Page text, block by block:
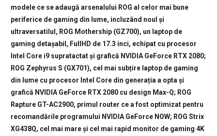
modele ce se adaugă arsenalului ROG al celor mai bune
periferice de gaming din lume, incluzând noul și
ultraversatilul, ROG Mothership (GZ700), un laptop de
gaming detașabil, FullHD de 17.3 inci, echipat cu procesor
Intel Core i9 supratactat și grafică NVIDIA GeForce RTX 2080;
ROG Zephyrus S (GX701), cel mai subțire laptop de gaming
din lume cu procesor Intel Core din generația a opta și
grafică NVIDIA GeForce RTX 2080 cu design Max-Q; ROG
Rapture GT-AC2900, primul router ce a fost optimizat pentru
recomandările programului NVIDIA GeForce NOW; ROG Strix
XG438Q, cel mai mare și cel mai rapid monitor de gaming 4K